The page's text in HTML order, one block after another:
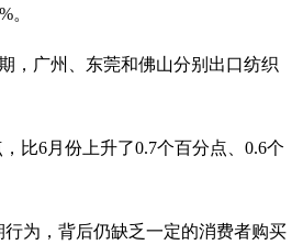
。
，广州、东莞和佛山分别出口纺织
比6月份上升了0.7个百分点、0.6个
为，背后仍缺乏一定的消费者购买